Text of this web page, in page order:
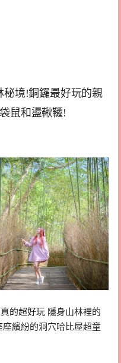
秘境!銅鑼最好玩的親
鼠和盪鞦韆!
的超好玩 隱身山林裡的
繽紛的洞穴哈比屋超童